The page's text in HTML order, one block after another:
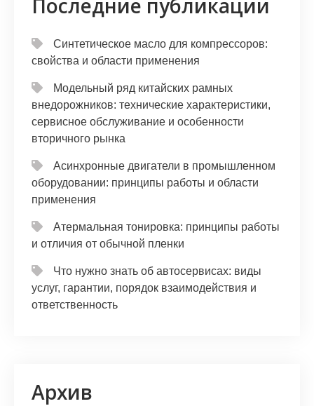
Последние публикации
Синтетическое масло для компрессоров:
свойства и области применения
Модельный ряд китайских рамных
внедорожников: технические характеристики,
сервисное обслуживание и особенности
вторичного рынка
Асинхронные двигатели в промышленном
оборудовании: принципы работы и области
применения
Атермальная тонировка: принципы работы
и отличия от обычной пленки
Что нужно знать об автосервисах: виды
услуг, гарантии, порядок взаимодействия и
ответственность
Архив